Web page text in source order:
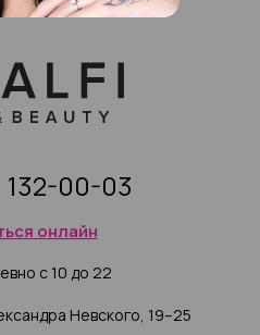
Невского, 19–25
с 10 до 22
онлайн
00-03